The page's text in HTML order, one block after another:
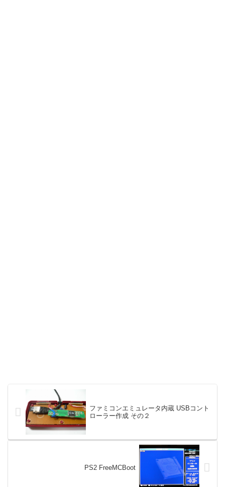
ファミコンエミュレータ内蔵 USBコント
ローラー作成 その２
PS2 FreeMCBoot